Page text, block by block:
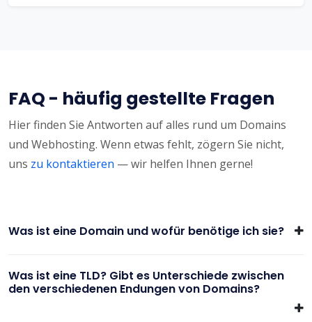
FAQ - häufig gestellte Fragen
Hier finden Sie Antworten auf alles rund um Domains
und Webhosting. Wenn etwas fehlt, zögern Sie nicht,
uns zu kontaktieren — wir helfen Ihnen gerne!
Was ist eine Domain und wofür benötige ich sie?
Was ist eine TLD? Gibt es Unterschiede zwischen
den verschiedenen Endungen von Domains?